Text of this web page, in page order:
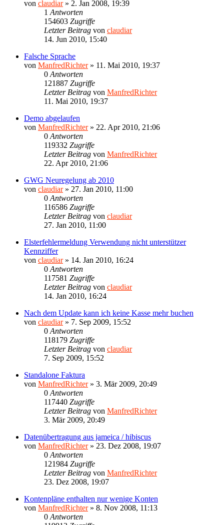
von claudiar» 2. Jan 2008, 19:39
1 Antworten
154603 Zugriffe
Letzter Beitrag von claudiar
14. Jun 2010, 15:40
Falsche Sprache
von ManfredRichter» 11. Mai 2010, 19:37
0 Antworten
121887 Zugriffe
Letzter Beitrag von ManfredRichter
11. Mai 2010, 19:37
Demo abgelaufen
von ManfredRichter» 22. Apr 2010, 21:06
0 Antworten
119332 Zugriffe
Letzter Beitrag von ManfredRichter
22. Apr 2010, 21:06
GWG Neuregelung ab 2010
von claudiar» 27. Jan 2010, 11:00
0 Antworten
116586 Zugriffe
Letzter Beitrag von claudiar
27. Jan 2010, 11:00
Elsterfehlermeldung Verwendung nicht unterstützer
Kennziffer
von claudiar» 14. Jan 2010, 16:24
0 Antworten
117581 Zugriffe
Letzter Beitrag von claudiar
14. Jan 2010, 16:24
Nach dem Update kann ich keine Kasse mehr buchen
von claudiar» 7. Sep 2009, 15:52
0 Antworten
118179 Zugriffe
Letzter Beitrag von claudiar
7. Sep 2009, 15:52
Standalone Faktura
von ManfredRichter» 3. Mär 2009, 20:49
0 Antworten
117440 Zugriffe
Letzter Beitrag von ManfredRichter
3. Mär 2009, 20:49
Datenübertragung aus jameica / hibiscus
von ManfredRichter» 23. Dez 2008, 19:07
0 Antworten
121984 Zugriffe
Letzter Beitrag von ManfredRichter
23. Dez 2008, 19:07
Kontenpläne enthalten nur wenige Konten
von ManfredRichter» 8. Nov 2008, 11:13
0 Antworten